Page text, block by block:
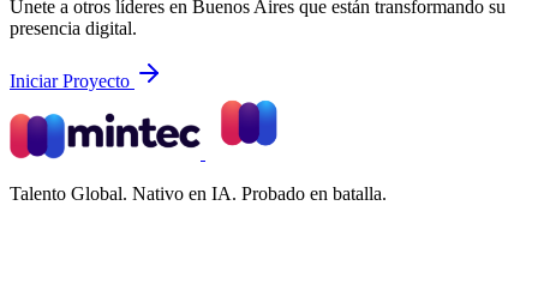
Únete a otros líderes en Buenos Aires que están transformando su
presencia digital.
Iniciar Proyecto
Talento Global. Nativo en IA. Probado en batalla.